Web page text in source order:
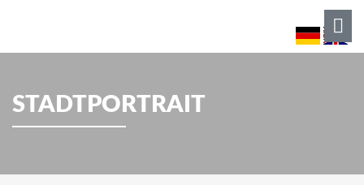
STADTPORTRAIT